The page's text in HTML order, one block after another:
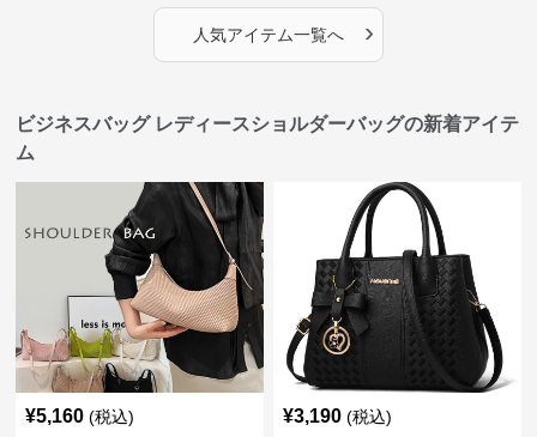
人気アイテム一覧へ ›
ビジネスバッグ レディースショルダーバッグの新着アイテ
ム
¥5,160 (税込) ¥3,190 (税込)